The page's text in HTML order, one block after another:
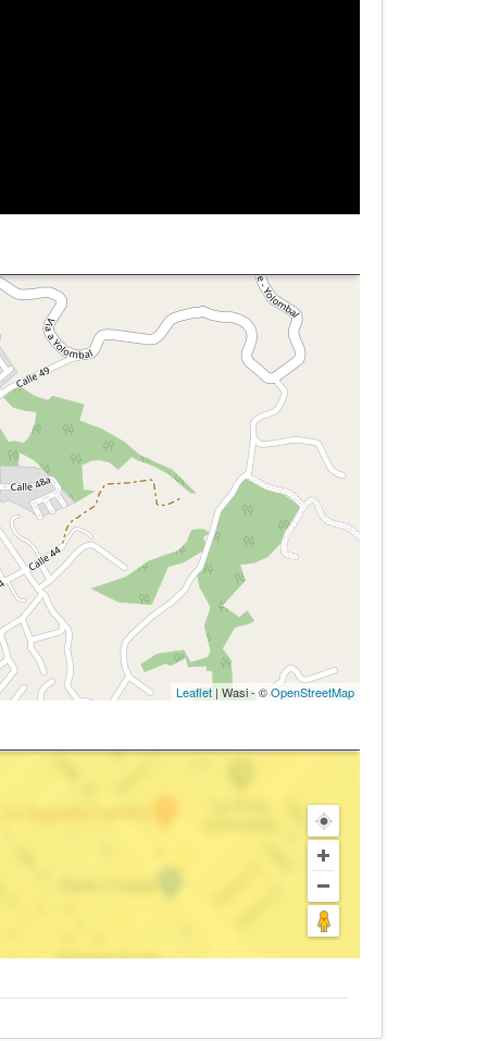
Leaflet| Wasi - ©OpenStreetMap